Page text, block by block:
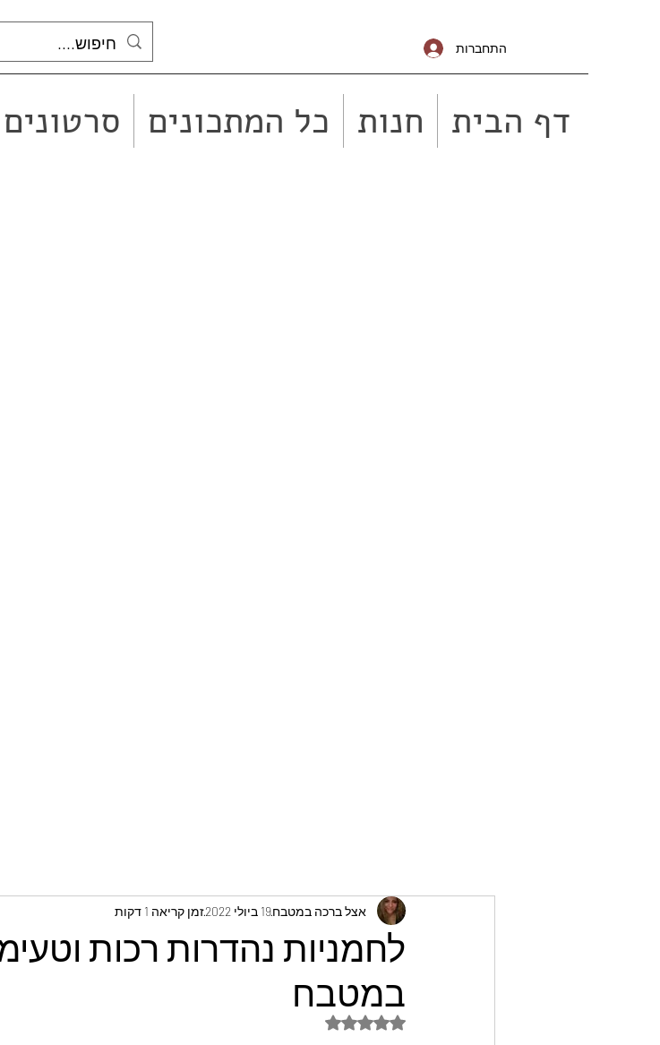
התחברות
דף הבית חנות כל המתכונים סרטונים
לחמניות נהדרות רכות
במטבח
אצל ברכה במטבח19 ביולי 2022 זמן קריאה 1 דקות
דירוג של NaN מתוך 5 כוכבים